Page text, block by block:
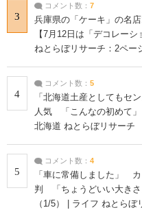
3
コメント数： 7
兵庫県の「ケーキ」の名
【7月12日は「デコレー
ねとらぼリサーチ：2ペー
4
コメント数： 5
「北海道土産としてもセ
人気 「こんなの初めて」
北海道 ねとらぼリサーチ
5
コメント数： 4
「車に常備しました」
判 「ちょうどいい大きさ
（1/5） | ライフ ねとらぼ